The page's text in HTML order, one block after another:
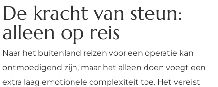
De kracht van steun:
alleen op reis
Naar het buitenland reizen voor een operatie kan
ontmoedigend zijn, maar het alleen doen voegt een
extra laag emotionele complexiteit toe. Het vereist